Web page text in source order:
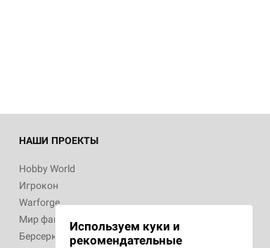
НАШИ ПРОЕКТЫ
Hobby World
Игрокон
Warforge
Мир фантастики
Берсерк
Используем куки и
рекомендательные